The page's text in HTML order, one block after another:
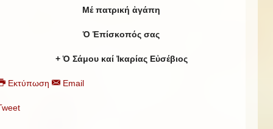
Μέ πατρική ἀγάπη
Ὁ Ἐπίσκοπός σας
+ Ὁ Σάμου καί Ἰκαρίας Εὐσέβιος
Εκτύπωση Email